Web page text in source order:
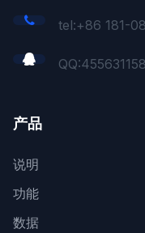
tel:+86 181-
QQ:455631158
产品
说明
功能
数据